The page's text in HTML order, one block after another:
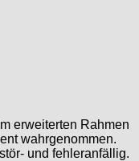
erweiterten Rahmen
wahrgenommen.
und fehleranfällig.